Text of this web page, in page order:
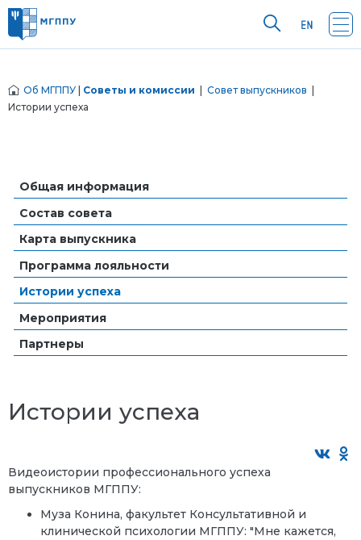
Об МГППУ Советы и комиссии Совет выпускников
Истории успеха
Общая информация
Состав совета
Карта выпускника
Программа лояльности
Истории успеха
Мероприятия
Партнеры
Истории успеха
Видеоистории профессионального успеха
выпускников МГППУ:
Муза Конина, факультет Консультативной и
клинической психологии МГППУ: "Мне кажется,